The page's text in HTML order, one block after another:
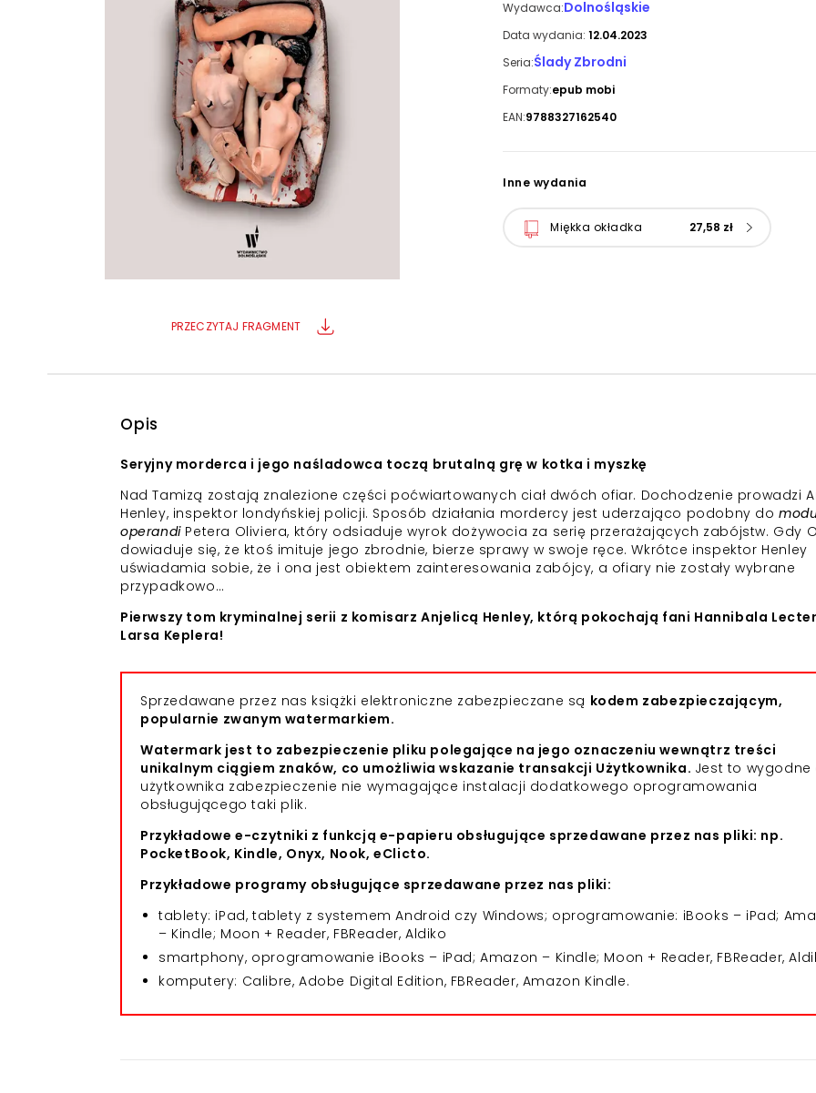
PRZECZYTAJ FRAGMENT
Wydawca:Dolnośląskie
Data wydania: 12.04.2023
Seria:Ślady Zbrodni
Formaty:epub mobi
EAN:9788327162540
Inne wydania
Miękka okładka 27,58 zł
Opis
Seryjny morderca i jego naśladowca toczą brutalną grę w kotka i myszkę
Nad Tamizą zostają znalezione części poćwiartowanych ciał dwóch ofiar. Dochodzenie prowadzi
Henley, inspektor londyńskiej policji. Sposób działania mordercy jest uderzająco podobny do
operandiPetera Oliviera, który odsiaduje wyrok dożywocia za serię przerażających zabójstw. Gdy
dowiaduje się, że ktoś imituje jego zbrodnie, bierze sprawy w swoje ręce. Wkrótce inspektor Henley
uświadamia sobie, że i ona jest obiektem zainteresowania zabójcy, a ofiary nie zostały wybrane
przypadkowo…
Pierwszy tom kryminalnej serii z komisarz Anjelicą Henley, którą pokochają fani Hannibala
Larsa Keplera!
Sprzedawane przez nas książki elektroniczne zabezpieczane są kodem zabezpieczającym,
popularnie zwanym watermarkiem.
Watermark jest to zabezpieczenie pliku polegające na jego oznaczeniu wewnątrz treści
unikalnym ciągiem znaków, co umożliwia wskazanie transakcji Użytkownika. Jest to wygodne
użytkownika zabezpieczenie nie wymagające instalacji dodatkowego oprogramowania
obsługującego taki plik.
Przykładowe e-czytniki z funkcją e-papieru obsługujące sprzedawane przez nas pliki: np.
PocketBook, Kindle, Onyx, Nook, eClicto.
Przykładowe programy obsługujące sprzedawane przez nas pliki:
tablety: iPad, tablety z systemem Android czy Windows; oprogramowanie: iBooks – iPad;
– Kindle; Moon + Reader, FBReader, Aldiko
smartphony, oprogramowanie iBooks – iPad; Amazon – Kindle; Moon + Reader, FBReader,
komputery: Calibre, Adobe Digital Edition, FBReader, Amazon Kindle.